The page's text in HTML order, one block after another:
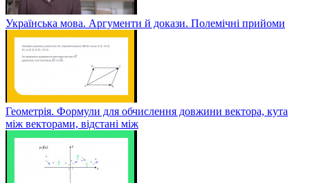
Українська мова. Аргументи й докази. Полемічні прийоми
Геометрія. Формули для обчислення довжини вектора, кута
між векторами, відстані між